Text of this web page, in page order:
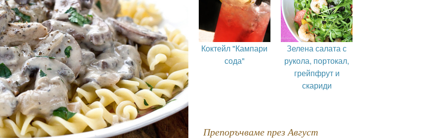
Коктейл "Кампари
сода"
Зелена салата с
рукола, портокал,
грейпфрут и
скариди
Препоръчваме през Август